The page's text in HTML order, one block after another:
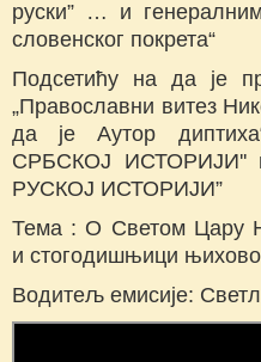
руски” … и
словенског покрета“
Подсетићу на да је
„Православни витез
да је Аутор
СРБСКОЈ
РУСКОЈ ИСТОРИЈИ”
Тема : О Светом Цару
и стогодишњици
Водитељ емисије: